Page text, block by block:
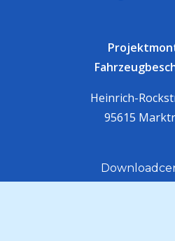
Heinrich-
95615